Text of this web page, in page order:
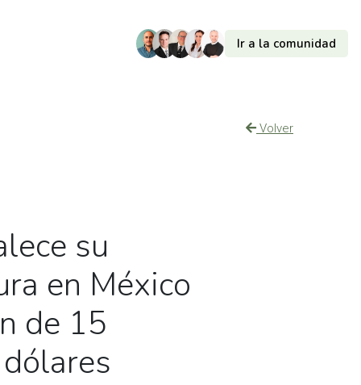
Ir a la comunidad
Volver
su
en México
de 15